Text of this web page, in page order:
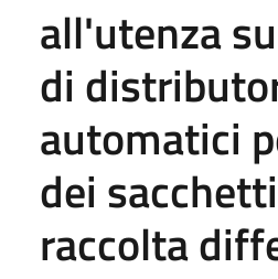
all'utenza
di
automatici
dei
raccolta